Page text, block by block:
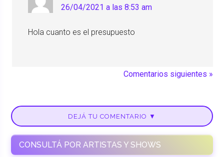
26/04/2021 a las 8:53 am
Hola cuanto es el presupuesto
Comentarios siguientes »
DEJÁ TU COMENTARIO ▼
CONSULTÁ POR ARTISTAS Y SHOWS